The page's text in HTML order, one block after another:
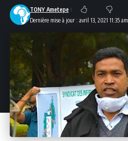
Dernière mise à jour : avril 13, 2021 11:35 am
TONY Ametepe